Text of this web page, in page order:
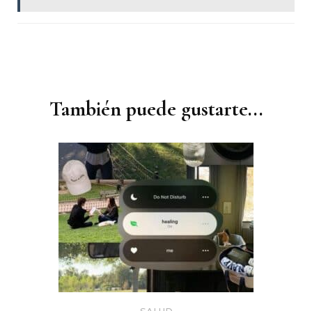
entradas
También puede gustarte...